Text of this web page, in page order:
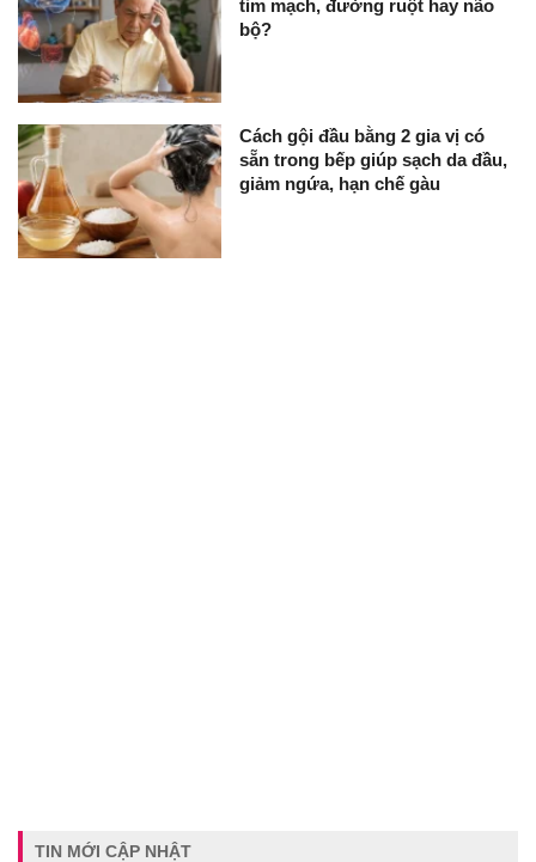
tim mạch, đường ruột hay não
bộ?
Cách gội đầu bằng 2 gia vị có
sẵn trong bếp giúp sạch da đầu,
giảm ngứa, hạn chế gàu
TIN MỚI CẬP NHẬT